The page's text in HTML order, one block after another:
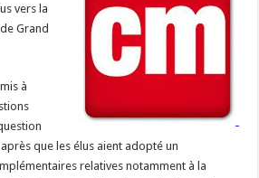
vers la
Grand
à
que les élus aient adopté un
relatives notamment à la